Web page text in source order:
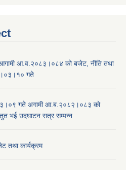
आ.व.२०८३।०८४ को बजेट, नीति तथा
गते
गते अगामी आ.ब.२०८२।०८३ को
भई उदघाटन सत्र सम्पन्न
तथा कार्यक्रम